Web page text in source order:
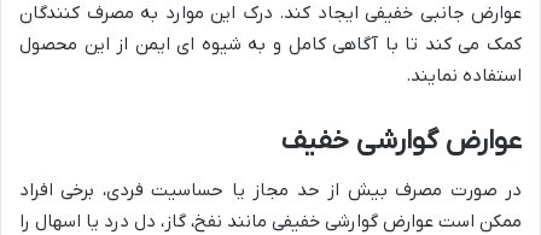
عوارض جانبی خفیفی ایجاد کند. درک این موارد به مصرف کنندگان
کمک می کند تا با آگاهی کامل و به شیوه ای ایمن از این محصول
استفاده نمایند.
عوارض گوارشی خفیف
در صورت مصرف بیش از حد مجاز یا حساسیت فردی، برخی افراد
ممکن است عوارض گوارشی خفیفی مانند نفخ، گاز، دل درد یا اسهال را